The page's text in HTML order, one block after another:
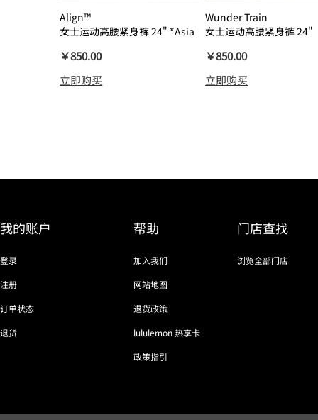
Align™
女士运动高腰紧身裤 24" *Asia
￥850.00
立即购买
Wunder Train
女士运动高腰紧身裤 24"
￥850.00
立即购买
我的账户
登录
注册
订单状态
退货
帮助
加入我们
网站地图
退货政策
lululemon 热享卡
政策指引
门店查找
浏览全部门店